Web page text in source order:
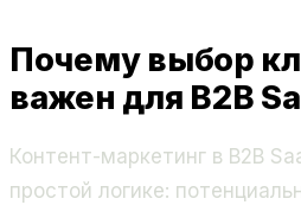
Почему выбор
важен для B2B
Контент-маркетинг в B2B
простой логике: